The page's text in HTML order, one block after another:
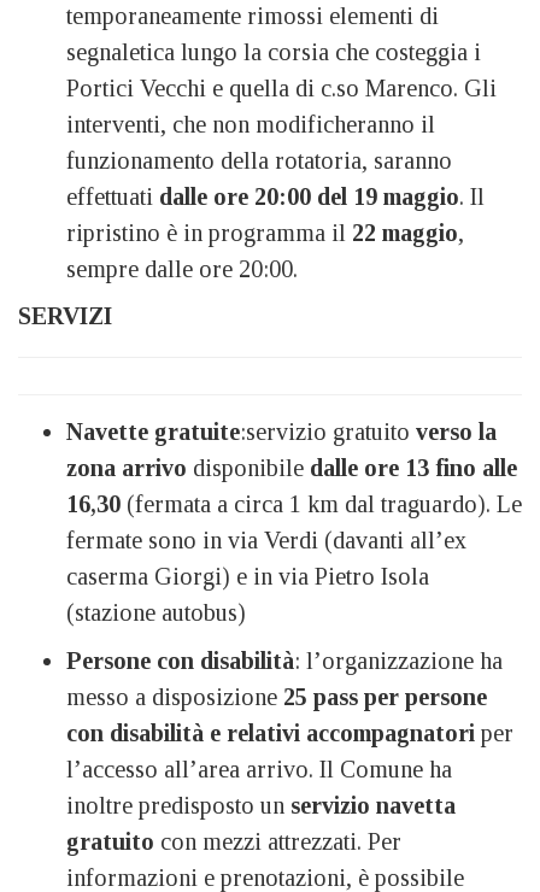
temporaneamente rimossi elementi di
segnaletica lungo la corsia che costeggia i
Portici Vecchi e quella di c.so Marenco. Gli
interventi, che non modificheranno il
funzionamento della rotatoria, saranno
effettuati dalle ore 20:00 del 19 maggio. Il
ripristino è in programma il 22 maggio,
sempre dalle ore 20:00.
SERVIZI
Navette gratuite:servizio gratuito verso la
zona arrivo disponibile dalle ore 13 fino alle
16,30 (fermata a circa 1 km dal traguardo). Le
fermate sono in via Verdi (davanti all’ex
caserma Giorgi) e in via Pietro Isola
(stazione autobus)
Persone con disabilità: l’organizzazione ha
messo a disposizione 25 pass per persone
con disabilità e relativi accompagnatori per
l’accesso all’area arrivo. Il Comune ha
inoltre predisposto un servizio navetta
gratuito con mezzi attrezzati. Per
informazioni e prenotazioni, è possibile